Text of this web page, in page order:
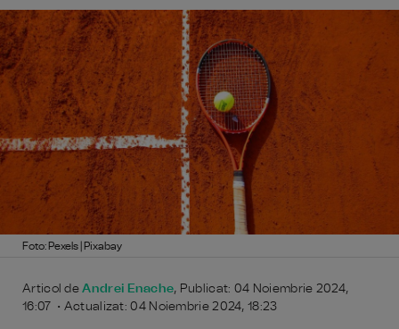
Foto: Pexels | Pixabay
Articol deAndrei Enache, Publicat: 04 Noiembrie 2024,
16:07 • Actualizat: 04 Noiembrie 2024, 18:23